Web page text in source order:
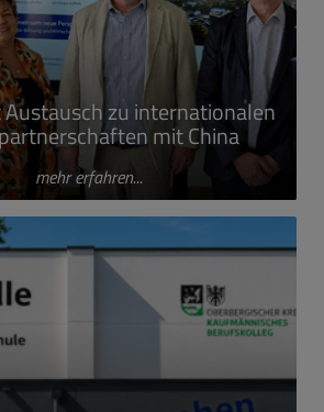
Austausch zu internationalen
mit China
mehr erfahren...